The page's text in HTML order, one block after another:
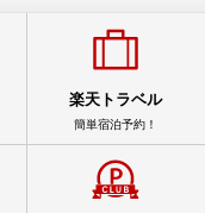
楽天トラベル
簡単宿泊予約！